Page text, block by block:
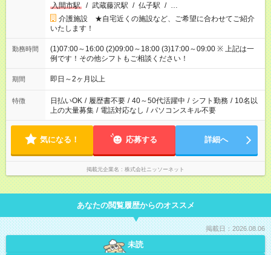
入間市駅 / 武蔵藤沢駅 / 仏子駅 / …
介護施設 ★自宅近くの施設など、ご希望に合わせてご紹介
いたします！
勤務時間
(1)07:00～16:00 (2)09:00～18:00 (3)17:00～09:00 ※ 上記は一
例です！その他シフトもご相談ください！
期間 即日～2ヶ月以上
特徴 日払いOK / 履歴書不要 / 40～50代活躍中 / シフト勤務 / 10名以
上の大量募集 / 電話対応なし / パソコンスキル不要
気になる！ 応募する 詳細へ
掲載元企業名 株式会社ニッソーネット
あなたの閲覧履歴からのオススメ
掲載日：2026.08.06
未読